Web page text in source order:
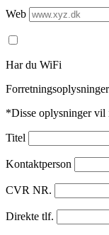
Web
Har du WiFi
Forretningsoplysninger
*Disse oplysninger
Titel
Kontaktperson
CVR NR.
Direkte tlf.